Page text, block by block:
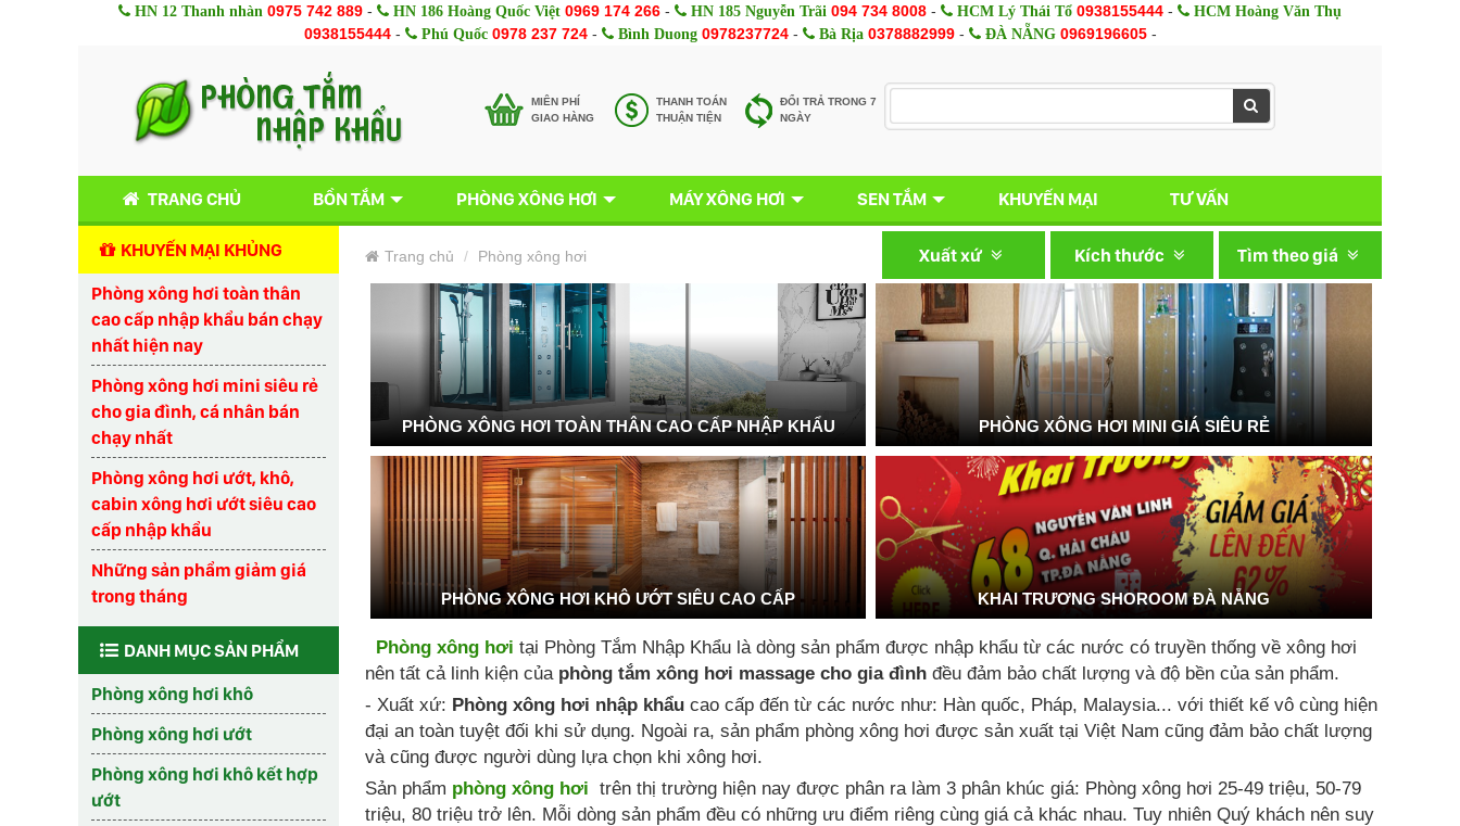
HN 12 Thanh nhàn 0975 742 889 - HN 186 Hoàng Quốc Việt 0969 174 266 - HN 185 Nguyễn Trãi 094 734 8008 - HCM Lý Thái Tổ 0938155444 - HCM Hoàng Văn Thụ
0938155444- Phú Quốc 0978 237 724- Bình Duong 0978237724- Bà Rịa 0378882999- ĐÀ NẴNG 0969196605-
MIÊN PHÍ
GIAO HÀNG
THANH TOÁN
THUẬN TIỆN
ĐỔI TRẢ TRONG 7
NGÀY
TRANG CHỦ BỒN TẮM PHÒNG XÔNG HƠI MÁY XÔNG HƠI SEN TẮM KHUYẾN MẠI TƯ VẤN
KHUYẾN MẠI KHỦNG
Phòng xông hơi toàn thân
cao cấp nhập khẩu bán chạy
nhất hiện nay
Phòng xông hơi mini siêu rẻ
cho gia đình, cá nhân bán
chạy nhất
Phòng xông hơi ướt, khô,
cabin xông hơi ướt siêu cao
cấp nhập khẩu
Những sản phẩm giảm giá
trong tháng
DANH MỤC SẢN PHẨM
Phòng xông hơi khô
Phòng xông hơi ướt
Phòng xông hơi khô kết hợp
ướt
Trang chủ Phòng xông hơi Tìm theo giá
Kích thước
Xuất xứ
PHÒNG XÔNG HƠI TOÀN THÂN CAO CẤP NHẬP KHẨU PHÒNG XÔNG HƠI MINI GIÁ SIÊU RẺ
PHÒNG XÔNG HƠI KHÔ ƯỚT SIÊU CAO CẤP KHAI TRƯƠNG SHOROOM ĐÀ NẴNG
Phòng xông hơi tại Phòng Tắm Nhập Khẩu là dòng sản phẩm được nhập khẩu từ các nước có truyền thống về xông hơi
nên tất cả linh kiện của phòng tắm xông hơi massage cho gia đình đều đảm bảo chất lượng và độ bền của sản phẩm.
- Xuất xứ: Phòng xông hơi nhập khẩu cao cấp đến từ các nước như: Hàn quốc, Pháp, Malaysia... với thiết kế vô cùng hiện
đại an toàn tuyệt đối khi sử dụng. Ngoài ra, sản phẩm phòng xông hơi được sản xuất tại Việt Nam cũng đảm bảo chất lượng
và cũng được người dùng lựa chọn khi xông hơi.
Sản phẩm phòng xông hơi trên thị trường hiện nay được phân ra làm 3 phân khúc giá: Phòng xông hơi 25-49 triệu, 50-79
triệu, 80 triệu trở lên. Mỗi dòng sản phẩm đều có những ưu điểm riêng cùng giá cả khác nhau. Tuy nhiên Quý khách nên suy